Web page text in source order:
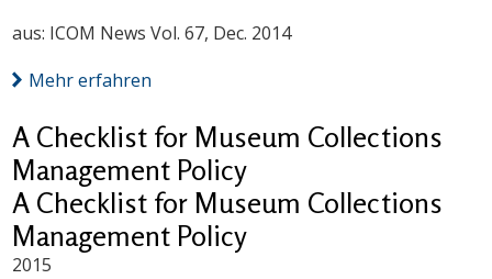
aus: ICOM News Vol. 67, Dec. 2014
Mehr erfahren
A Checklist for Museum Collections
Management Policy
A Checklist for Museum Collections
Management Policy
2015